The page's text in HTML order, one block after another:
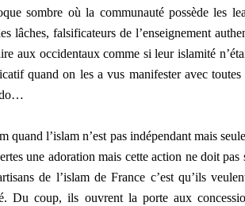
sombre où la communauté possède les
lâches, falsificateurs de l’enseignement
aux occidentaux comme si leur islamité
quand on les a vus manifester avec
quand l’islam n’est pas indépendant mais
une adoration mais cette action ne doit
de l’islam de France c’est qu’ils
Du coup, ils ouvrent la porte aux